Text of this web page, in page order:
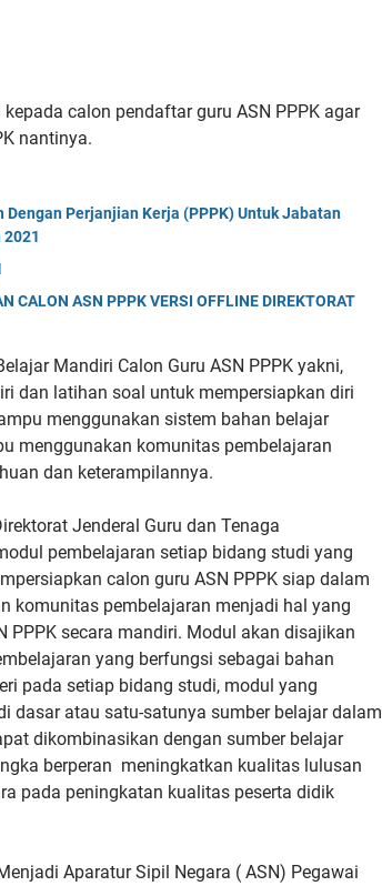
calon pendaftar guru ASN PPPK agar
nantinya.
Perjanjian Kerja (PPPK) Untuk Jabatan
CALON ASN PPPK VERSI OFFLINE DIREKTORAT
Mandiri Calon Guru ASN PPPK yakni,
dan latihan soal untuk mempersiapkan diri
menggunakan sistem bahan belajar
menggunakan komunitas pembelajaran
dan keterampilannya.
Jenderal Guru dan Tenaga
pembelajaran setiap bidang studi yang
calon guru ASN PPPK siap dalam
komunitas pembelajaran menjadi hal yang
secara mandiri. Modul akan disajikan
yang berfungsi sebagai bahan
pada setiap bidang studi, modul yang
dasar atau satu-satunya sumber belajar dalam
dikombinasikan dengan sumber belajar
berperan meningkatkan kualitas lulusan
pada peningkatan kualitas peserta didik
Aparatur Sipil Negara ( ASN) Pegawai